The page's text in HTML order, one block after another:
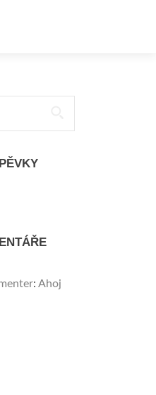
: Ahoj